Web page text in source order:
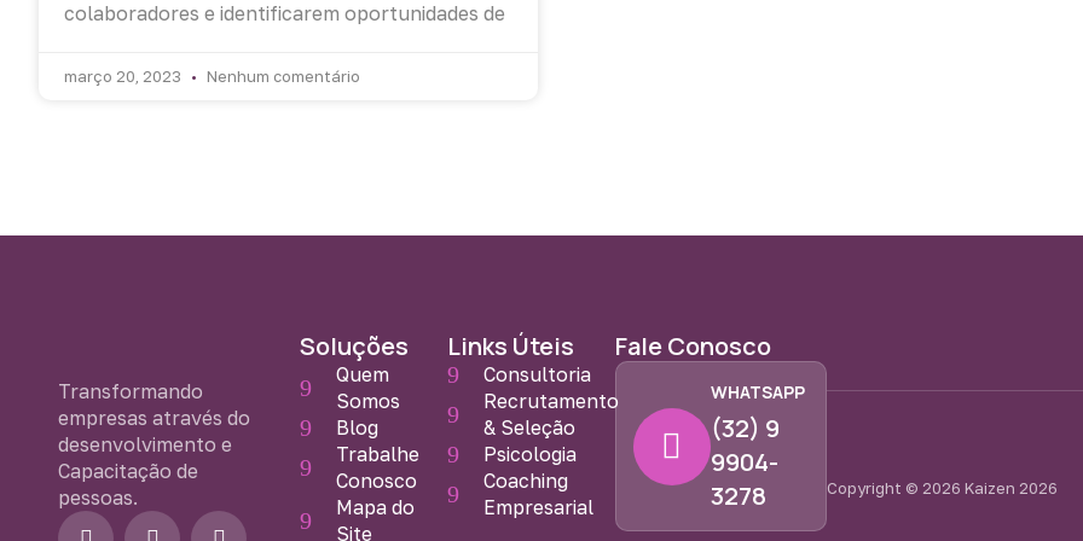
colaboradores e identificarem oportunidades de
março 20, 2023 Nenhum comentário
Transformando
empresas através do
desenvolvimento e
Capacitação de
pessoas.
F
Y
Soluções
Quem
Somos
Blog
Trabalhe
Conosco
Mapa do
Site
Links Úteis
Consultoria
Recrutamento
& Seleção
Psicologia
Coaching
Empresarial
Fale Conosco
WHATSAPP
(32) 9
9904-
3278
Copyright © 2026 Kaizen 2026